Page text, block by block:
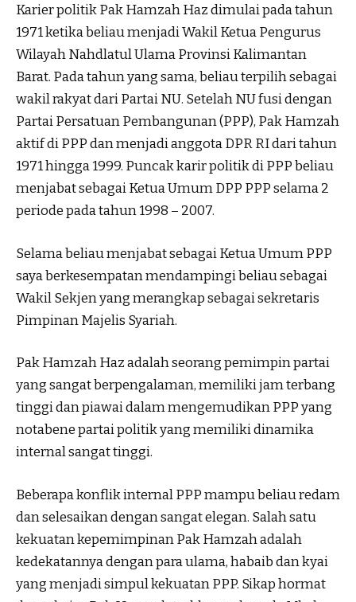
Karier politik Pak Hamzah Haz dimulai pada tahun
1971 ketika beliau menjadi Wakil Ketua Pengurus
Wilayah Nahdlatul Ulama Provinsi Kalimantan
Barat. Pada tahun yang sama, beliau terpilih sebagai
wakil rakyat dari Partai NU. Setelah NU fusi dengan
Partai Persatuan Pembangunan (PPP), Pak Hamzah
aktif di PPP dan menjadi anggota DPR RI dari tahun
1971 hingga 1999. Puncak karir politik di PPP beliau
menjabat sebagai Ketua Umum DPP PPP selama 2
periode pada tahun 1998 – 2007.
Selama beliau menjabat sebagai Ketua Umum PPP
saya berkesempatan mendampingi beliau sebagai
Wakil Sekjen yang merangkap sebagai sekretaris
Pimpinan Majelis Syariah.
Pak Hamzah Haz adalah seorang pemimpin partai
yang sangat berpengalaman, memiliki jam terbang
tinggi dan piawai dalam mengemudikan PPP yang
notabene partai politik yang memiliki dinamika
internal sangat tinggi.
Beberapa konflik internal PPP mampu beliau redam
dan selesaikan dengan sangat elegan. Salah satu
kekuatan kepemimpinan Pak Hamzah adalah
kedekatannya dengan para ulama, habaib dan kyai
yang menjadi simpul kekuatan PPP. Sikap hormat